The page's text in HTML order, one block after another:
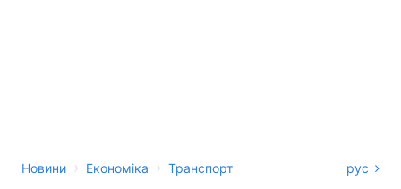
Новини › Економіка › Транспорт рус